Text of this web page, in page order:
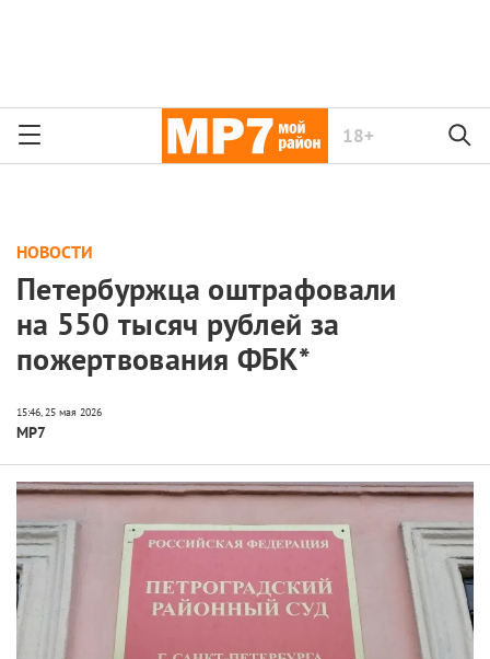
18+
НОВОСТИ
Петербуржца оштрафовали
на 550 тысяч рублей за
пожертвования ФБК*
МР7